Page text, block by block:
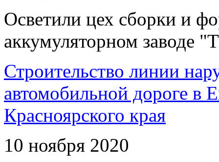
Осветили цех сборки и
аккумуляторном заводе
Строительство линии
автомобильной дороге в
Красноярского края
10 ноября 2020